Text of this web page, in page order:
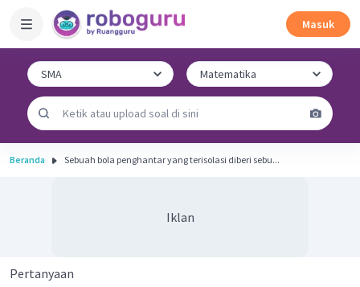
Masuk
Beranda Sebuah bola penghantar yang terisolasi diberi sebu...
Iklan
Pertanyaan